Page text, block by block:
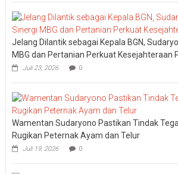
Jelang Dilantik sebagai Kepala BGN,
MBG dan Pertanian Perkuat Kesejahteraan
Juli 23, 2026 0
Wamentan Sudaryono Pastikan Tindak
Rugikan Peternak Ayam dan Telur
Juli 19, 2026 0